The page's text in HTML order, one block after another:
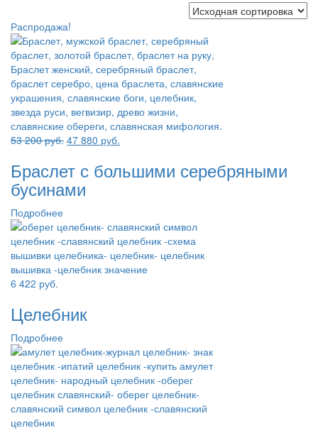
Распродажа!
53 200руб. Первоначальная
составляла
53
200 руб..
47 880 руб.
47
880 руб..
Браслет с большими серебряными
бусинами
Подробнее
6 422 руб.
Целебник
Подробнее